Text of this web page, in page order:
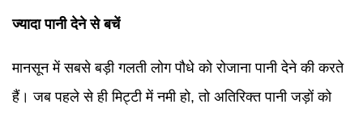
ज्यादा पानी देने से बचें
मानसून में सबसे बड़ी गलती लोग पौधे को रोजाना पानी देने की करते
हैं। जब पहले से ही मिट्टी में नमी हो, तो अतिरिक्त पानी जड़ों को